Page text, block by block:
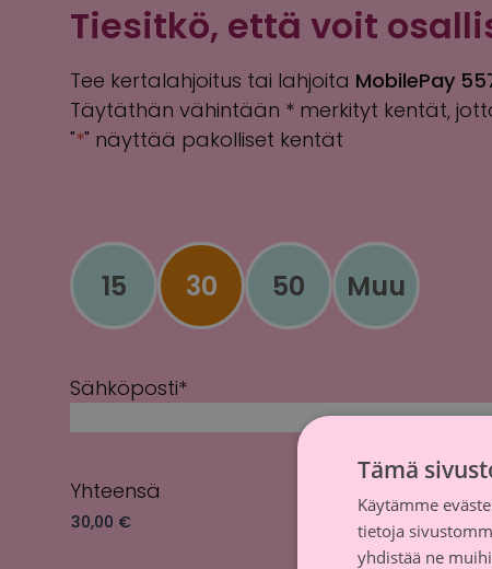
Tiesitkö, että voit
Tee kertalahjoitus tai lahjoita MobilePay
Täytäthän vähintään * merkityt kentät,
"*" näyttää pakolliset kentät
15 30 50 Muu
Sähköposti*
Yhteensä
Tämä
Käytämme
tietoja
yhdistää ne